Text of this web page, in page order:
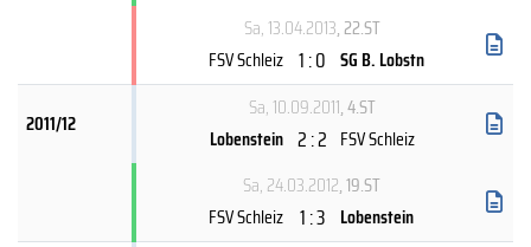
Sa, 13.04.2013, 22.ST
FSV Schleiz 1 : 0 SG B. Lobstn
2011/12
Sa, 10.09.2011, 4.ST
Lobenstein 2 : 2 FSV Schleiz
Sa, 24.03.2012, 19.ST
FSV Schleiz 1 : 3 Lobenstein